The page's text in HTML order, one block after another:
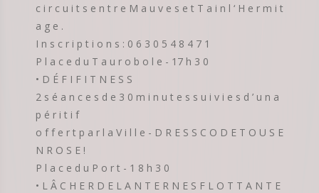
c i r c u i t s e n t r e M a u v e s e t T a i n l ‘ H e r m i t
a g e .
I n s c r i p t i o n s : 0 6 3 0 5 4 8 4 7 1
P l a c e d u T a u r o b o l e - 17 h 3 0
• D É F I F I T N E S S
2 s é a n c e s d e 3 0 m i n u t e s s u i v i e s d ’ u n a
p é r i t i f
o f f e r t p a r l a V i l l e - D R E S S C O D E T O U S E
N R O S E !
P l a c e d u P o r t - 1 8 h 3 0
• L Â C H E R D E L A N T E R N E S F L O T T A N T E